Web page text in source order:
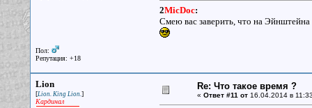
Пол:
Репутация: +18
2MicDoc:
Смею вас заверить, что на
Lion
[Lion. King Lion.]
Кардинал
Re: Что такое время ?
« Ответ #11 от16.04.2014 в